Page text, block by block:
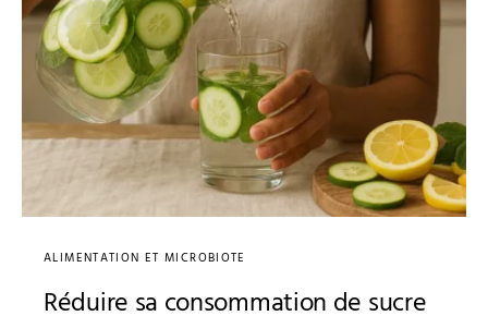
ALIMENTATION ET MICROBIOTE
Réduire sa consommation de sucre